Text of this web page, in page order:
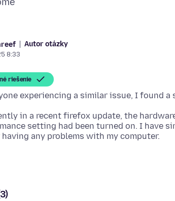
Autor otázky
8:33
riešenie
in a recent firefox update, the
setting had been turned on. I have